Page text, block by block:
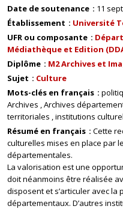
Date de soutenance
11
Établissement
Université
UFR ou composante
Médiathèque et Edition
Diplôme
M2 Archives et
Sujet
Culture
Mots-clés en français
Archives Archives
territoriales institutions
Résumé en français
Cette
culturelles mises en place par
départementales.
La valorisation est une
doit néanmoins être réalisée
disposent et s’articuler avec la
départementaux. D’autres